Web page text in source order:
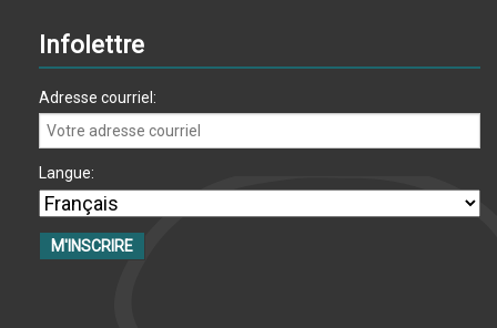
Infolettre
Adresse courriel:
Langue: